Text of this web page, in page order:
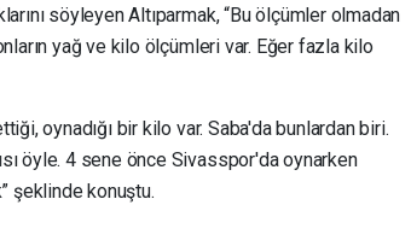
söyleyen Altıparmak, “Bu ölçümler olmadan
yağ ve kilo ölçümleri var. Eğer fazla kilo
oynadığı bir kilo var. Saba'da bunlardan biri.
öyle. 4 sene önce Sivasspor'da oynarken
şeklinde konuştu.